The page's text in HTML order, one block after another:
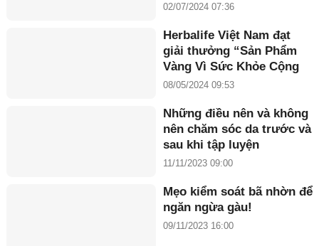
nhân Maria Tuyền
02/07/2024 07:36
Herbalife Việt Nam đạt
giải thưởng “Sản Phẩm
Vàng Vì Sức Khỏe Cộng
Đồng năm 2024”
08/05/2024 09:53
Những điều nên và không
nên chăm sóc da trước và
sau khi tập luyện
11/11/2023 09:00
Mẹo kiểm soát bã nhờn để
ngăn ngừa gàu!
09/11/2023 16:00